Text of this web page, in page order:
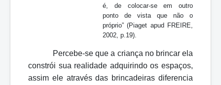
é, de colocar-se em outro
ponto de vista que não o
próprio” (Piaget apud FREIRE,
2002, p.19).
Percebe-se que a criança no brincar ela
constrói sua realidade adquirindo os espaços,
assim ele através das brincadeiras diferencia